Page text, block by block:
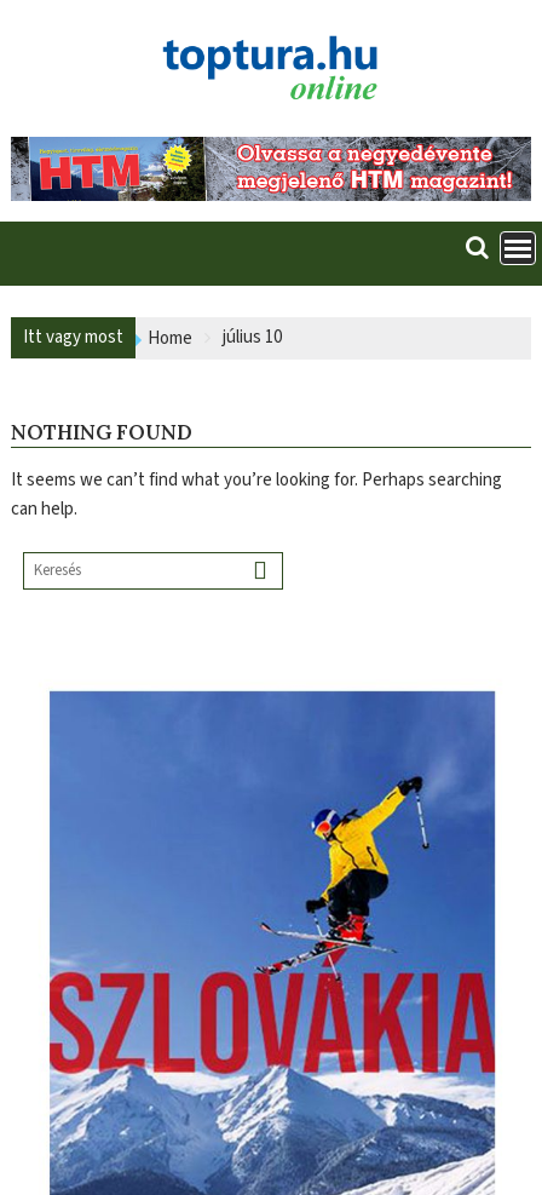
Itt vagy most Home július 10
NOTHING FOUND
It seems we can’t find what you’re looking for. Perhaps searching
can help.